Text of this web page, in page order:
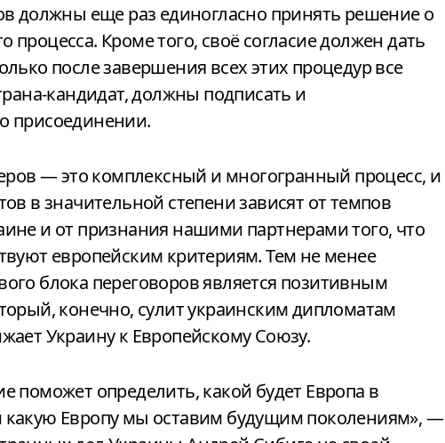
должны еще раз единогласно принять решение о
процесса. Кроме того, своё согласие должен дать
после завершения всех этих процедур все
кандидат, должны подписать и
присоединении.
— это комплексный и многогранный процесс, и
в значительной степени зависят от темпов
и от признания нашими партнерами того, что
европейским критериям. ​​Тем не менее
блока переговоров является позитивным
конечно, сулит украинским дипломатам
Украину к Европейскому Союзу.
поможет определить, какой будет Европа в
Европу мы оставим будущим поколениям», —